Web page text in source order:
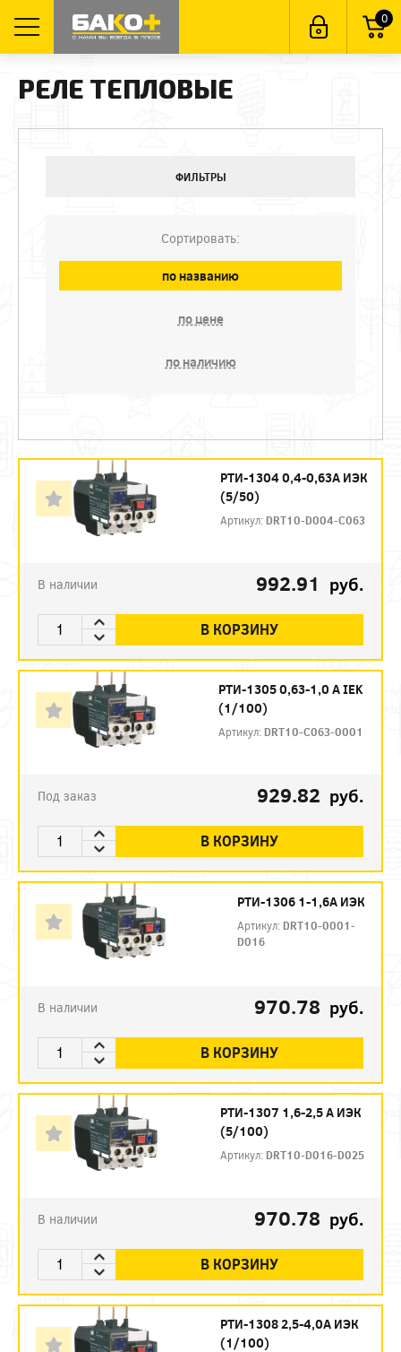
0
РЕЛЕ ТЕПЛОВЫЕ
ФИЛЬТРЫ
Сортировать:
по названию
по цене
по наличию
РТИ-1304 0,4-0,63А ИЭК
(5/50)
Артикул:DRT10-D004-C063
В наличии 992.91 руб.
В КОРЗИНУ
РТИ-1305 0,63-1,0 А IEK
(1/100)
Артикул:DRT10-C063-0001
Под заказ 929.82 руб.
В КОРЗИНУ
РТИ-1306 1-1,6А ИЭК
Артикул:DRT10-0001-
D016
В наличии 970.78 руб.
В КОРЗИНУ
РТИ-1307 1,6-2,5 А ИЭК
(5/100)
Артикул:DRT10-D016-D025
В наличии 970.78 руб.
В КОРЗИНУ
РТИ-1308 2,5-4,0А ИЭК
(1/100)